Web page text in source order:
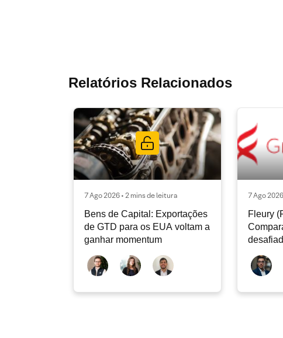
Relatórios Relacionados
7 Ago 2026 • 2 mins de leitura
Bens de Capital: Exportações
de GTD para os EUA voltam a
ganhar momentum
7 Ago
Fleury
deve
atuais